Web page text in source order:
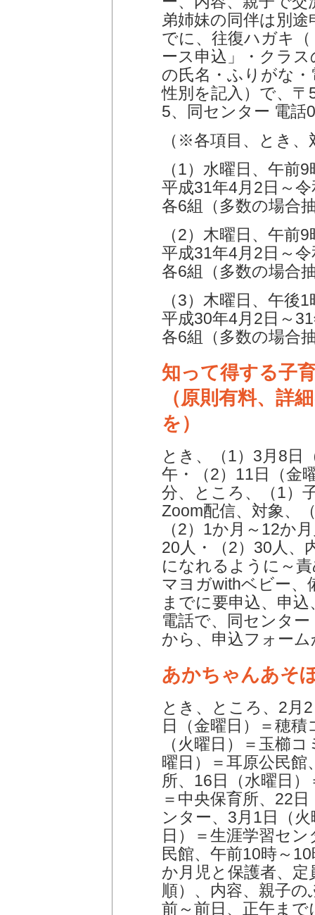
弟姉妹の同伴は別
でに、往復ハガキ
ース申込」・クラ
の氏名・ふりがな
性別を記入）で、
5、同センター 電話
（※各項目、とき
（1）水曜日、午前
平成31年4月2日～
各6組（多数の場合
（2）木曜日、午前
平成31年4月2日～
各6組（多数の場合
（3）木曜日、午後
平成30年4月2日～
各6組（多数の場合
知って得する子
（原則有料、詳
を）
とき、（1）3月8日
午・（2）11日（金
分、ところ、（1）
Zoom配信、対象、
（2）1か月～12か
20人・（2）30人、
になれるように～
マヨガwithベビー、
までに要申込、申
電話で、同センタ
から、申込フォー
あかちゃんあそ
とき、ところ、2月
日（金曜日）＝穂
（火曜日）＝玉櫛
曜日）＝耳原公民館
所、16日（水曜日
＝中央保育所、22
ンター、3月1日（
日）＝生涯学習セ
民館、午前10時～
か月児と保護者、
順）、内容、親子
前～前日、正午ま